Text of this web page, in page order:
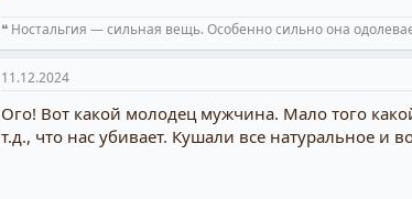
❝ Ностальгия — сильная вещь. Особенно сильно она
11.12.2024
Ого! Вот какой молодец мужчина. Мало того
т.д., что нас убивает. Кушали все натуральное и